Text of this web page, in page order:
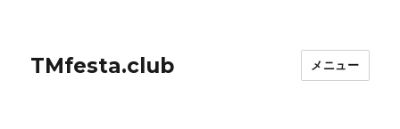
TMfesta.club メニュー